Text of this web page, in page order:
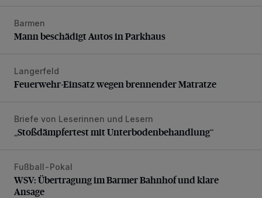
Mann beschädigt Autos in Parkhaus
Barmen
Mann beschädigt Autos in Parkhaus
Feuerwehr-Einsatz wegen brennender Matratze
Langerfeld
Feuerwehr-Einsatz wegen brennender Matratze
„Stoßdämpfertest mit Unterbodenbehandlung“
Briefe von Leserinnen und Lesern
„Stoßdämpfertest mit Unterbodenbehandlung“
WSV: Übertragung im Barmer Bahnhof und klare Ansage
Fußball-Pokal
WSV: Übertragung im Barmer Bahnhof und klare
Ansage